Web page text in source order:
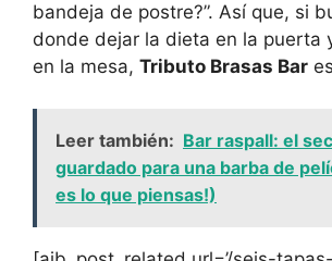
bandeja de postre?”. Así que, si
donde dejar la dieta en la puerta
en la mesa, Tributo Brasas Bar
Leer también: Bar raspall: el
guardado para una barba de
es lo que piensas!)